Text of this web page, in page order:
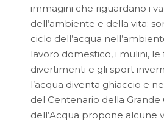
immagini che riguardano i
dell’ambiente e della vita:
ciclo dell’acqua
lavoro domestico, i mulini, le
divertimenti e gli sport
l’acqua diventa ghiaccio e
del Centenario della Grande
dell’Acqua propone alcune